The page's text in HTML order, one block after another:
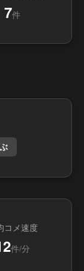
7件
コメ速度
件/分